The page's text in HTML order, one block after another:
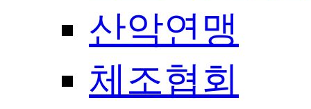
산악연맹
체조협회